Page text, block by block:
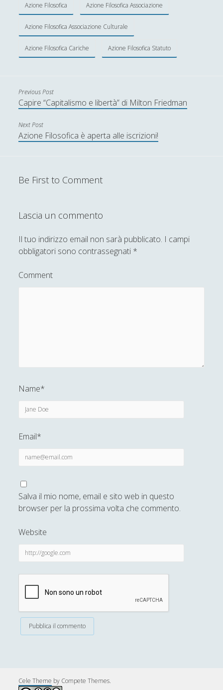
Azione Filosofica Azione Filosofica Associazione
Azione Filosofica Associazione Culturale
Azione Filosofica Cariche Azione Filosofica Statuto
Previous Post
Capire “Capitalismo e libertà” di Milton Friedman
Next Post
Azione Filosofica è aperta alle iscrizioni!
Be First to Comment
Lascia un commento
Il tuo indirizzo email non sarà pubblicato. I campi
obbligatori sono contrassegnati *
Comment
Name*
Email*
Salva il mio nome, email e sito web in questo
browser per la prossima volta che commento.
Website
Cele Theme by Compete Themes.